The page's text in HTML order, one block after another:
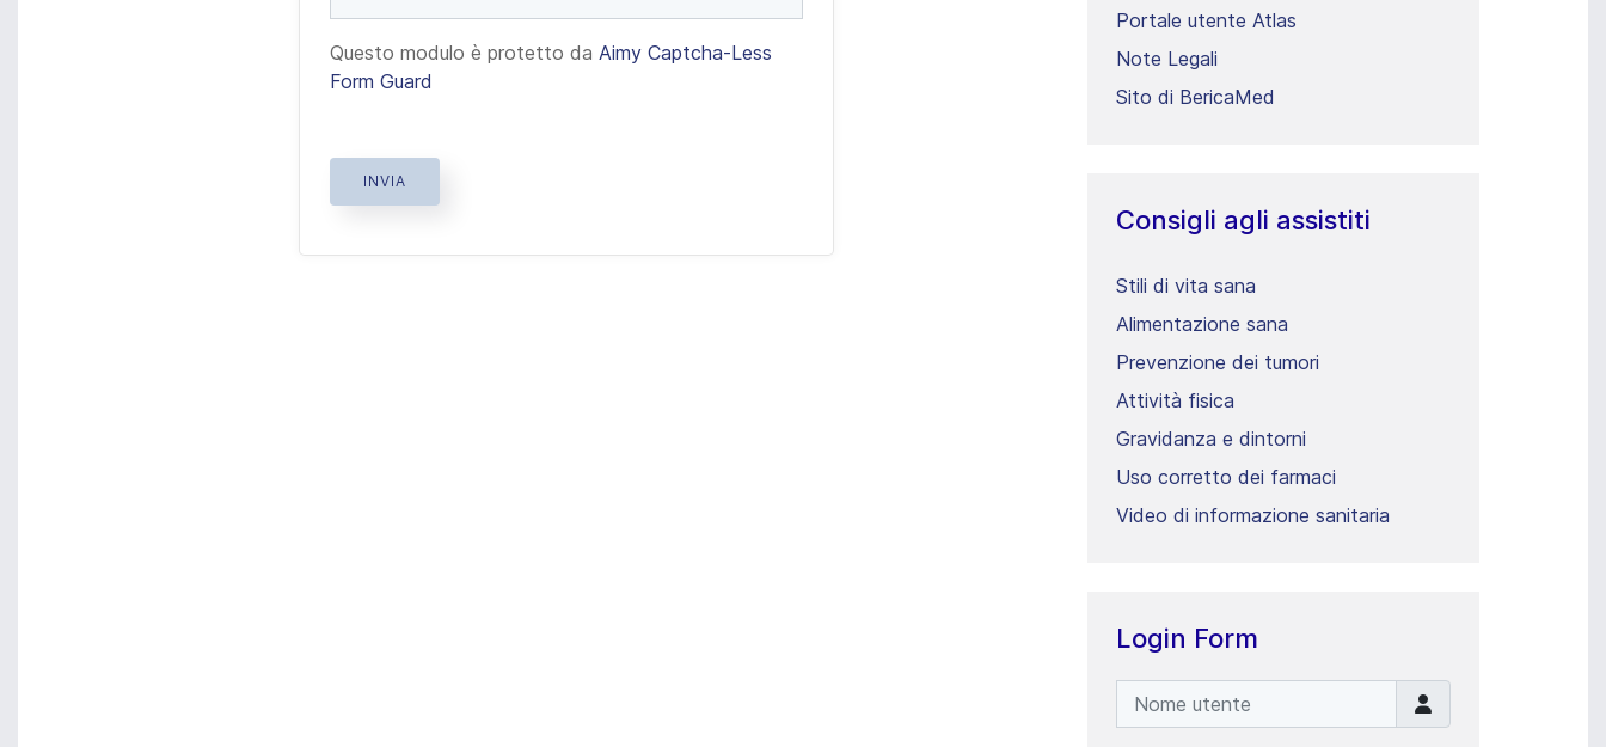
Questo modulo è protetto da Aimy Captcha-Less
Form Guard
INVIA
Portale utente Atlas
Note Legali
Sito di BericaMed
Consigli agli assistiti
Stili di vita sana
Alimentazione sana
Prevenzione dei tumori
Attività fisica
Gravidanza e dintorni
Uso corretto dei farmaci
Video di informazione sanitaria
Login Form
Nome utente